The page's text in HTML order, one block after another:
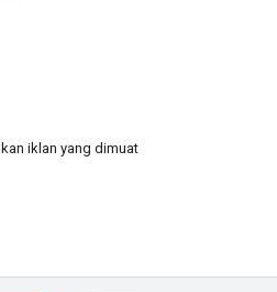
iklan yang dimuat